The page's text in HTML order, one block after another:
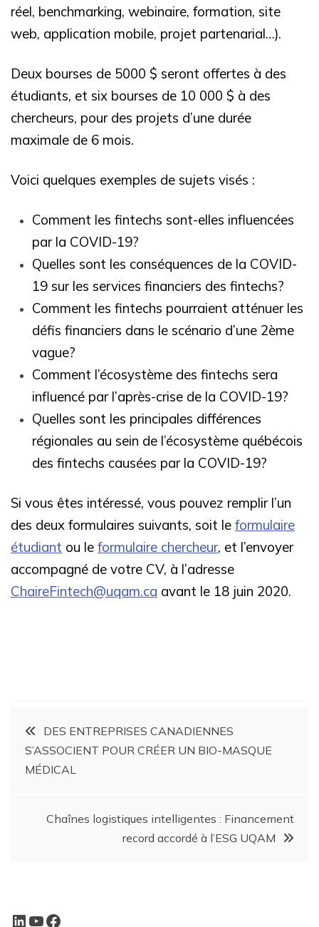
réel, benchmarking, webinaire, formation, site
web, application mobile, projet partenarial…).
Deux bourses de 5000 $ seront offertes à des
étudiants, et six bourses de 10 000 $ à des
chercheurs, pour des projets d’une durée
maximale de 6 mois.
Voici quelques exemples de sujets visés :
Comment les fintechs sont-elles influencées
par la COVID-19?
Quelles sont les conséquences de la COVID-
19 sur les services financiers des fintechs?
Comment les fintechs pourraient atténuer les
défis financiers dans le scénario d’une 2ème
vague?
Comment l’écosystème des fintechs sera
influencé par l’après-crise de la COVID-19?
Quelles sont les principales différences
régionales au sein de l’écosystème québécois
des fintechs causées par la COVID-19?
Si vous êtes intéressé, vous pouvez remplir l’un
des deux formulaires suivants, soit le formulaire
étudiant ou le formulaire chercheur, et l’envoyer
accompagné de votre CV, à l’adresse
ChaireFintech@uqam.ca avant le 18 juin 2020.
DES ENTREPRISES CANADIENNES
S’ASSOCIENT POUR CRÉER UN BIO-MASQUE
MÉDICAL
Chaînes logistiques intelligentes : Financement
record accordé à l’ESG UQAM